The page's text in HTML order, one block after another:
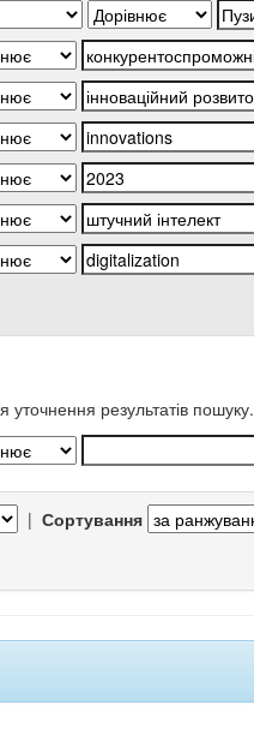
уточнення результатів пошуку.
| Сортування